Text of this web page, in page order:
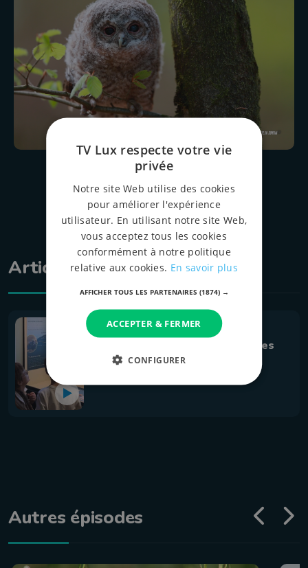
Articles liés
Tourisme
Hotton: s'informer sur les espèces
invasives à Rivéo
Autres épisodes
TV Lux respecte votre vie
privée
Notre site Web utilise des cookies
pour améliorer l'expérience
utilisateur. En utilisant notre site Web,
vous acceptez tous les cookies
conformément à notre politique
relative aux cookies. En savoir plus
AFFICHER TOUS LES PARTENAIRES (1874) →
ACCEPTER & FERMER
CONFIGURER